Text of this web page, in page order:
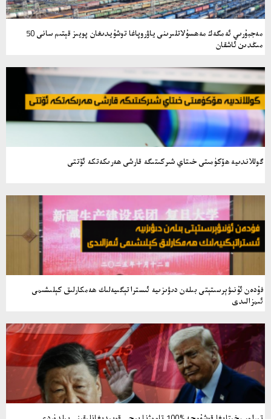
مەجبۇرىي ئەمگەك مەھسۇلاتلىرىنى ياۋروپاغا توشۇيدىغان پويىز قېتىم سانى 50
مىڭدىن ئاشقان
گوللاندىيە ھۆكۈمىتى خىتاي شىركىتىگە قارشى ھەرىكەتكە ئۆتتى
فۇدەن ئۇنىۋېرسىتېتى بىلەن دىۋىزىيە ئىستراتېگىيەلىك ھەمكارلىق كېلىشىمى
ئىمزالىدى